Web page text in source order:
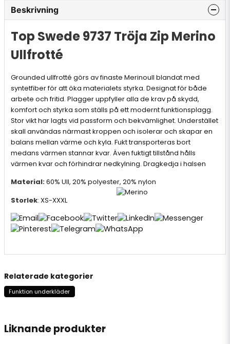
Liknande produkter
Beskrivning
Top Swede 9737 Tröja Zip Merino
Ullfrotté
Grounded ullfrotté görs av finaste Merinoull blandat med
syntetfiber för att öka materialets styrka. Designat för både
arbete och fritid. Plagger uppfyller alla de krav på skydd,
komfort och styrka som ställs på ett modernt funktionsplagg.
Stor vikt har lagts vid passform och bekvämlighet. Understället
skall användas närmast kroppen och isolerar och skapar en
balans mellan värme och kyla. Fukt transporteras bort
medans värmen stannar kvar. Även fuktigt tillstånd hålls
värmen kvar och förhindrar nedkylning. Dragkedja i halsen
Material:60% Ull, 20% polyester, 20% nylon
Storlek: XS-XXXL
Relaterade kategorier
Funktion underkläder